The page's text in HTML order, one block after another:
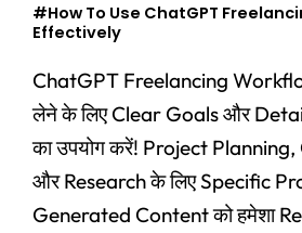
#How To Use ChatGPT
Effectively
ChatGPT Freelancing
लेने के लिए Clear Goals और
का उपयोग करें! Project
और Research के लिए Specific
Generated Content को हमेशा